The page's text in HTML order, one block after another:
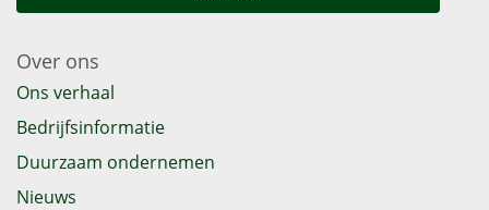
Over ons
Ons verhaal
Bedrijfsinformatie
Duurzaam ondernemen
Nieuws